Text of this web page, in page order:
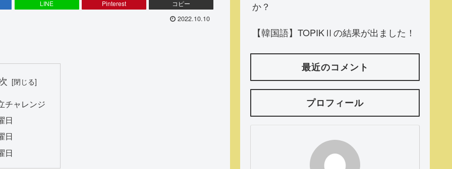
LINE Pinterest コピー
2022.10.10
チャレンジ
日
日
日
か？
【韓国語】TOPIKⅡの結果が出ました！
最近のコメント
プロフィール